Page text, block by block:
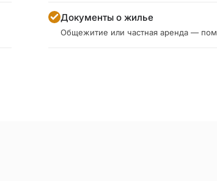
Документы о жилье
Общежитие или частная аренда —